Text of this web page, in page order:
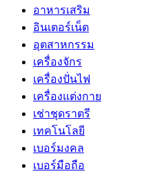
อาหารเสริม
อินเตอร์เน็ต
อุตสาหกรรม
เครื่องจักร
เครื่องปั่นไฟ
เครื่องแต่งกาย
เช่าชุดราตรี
เทคโนโลยี
เบอร์มงคล
เบอร์มือถือ